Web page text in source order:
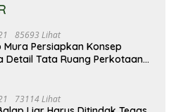
85693 Lihat
Mura Persiapkan Konsep
Detail Tata Ruang Perkotaan
73114 Lihat